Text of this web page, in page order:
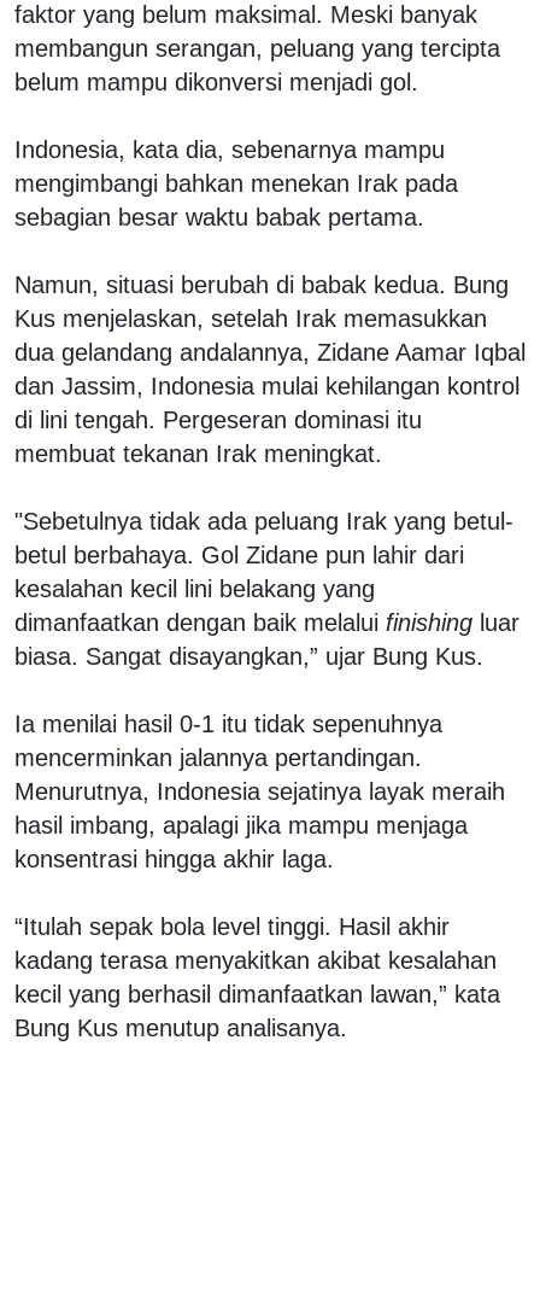
faktor yang belum maksimal. Meski banyak
membangun serangan, peluang yang tercipta
belum mampu dikonversi menjadi gol.
Indonesia, kata dia, sebenarnya mampu
mengimbangi bahkan menekan Irak pada
sebagian besar waktu babak pertama.
Namun, situasi berubah di babak kedua. Bung
Kus menjelaskan, setelah Irak memasukkan
dua gelandang andalannya, Zidane Aamar Iqbal
dan Jassim, Indonesia mulai kehilangan kontrol
di lini tengah. Pergeseran dominasi itu
membuat tekanan Irak meningkat.
"Sebetulnya tidak ada peluang Irak yang betul-
betul berbahaya. Gol Zidane pun lahir dari
kesalahan kecil lini belakang yang
dimanfaatkan dengan baik melalui finishing luar
biasa. Sangat disayangkan,” ujar Bung Kus.
Ia menilai hasil 0-1 itu tidak sepenuhnya
mencerminkan jalannya pertandingan.
Menurutnya, Indonesia sejatinya layak meraih
hasil imbang, apalagi jika mampu menjaga
konsentrasi hingga akhir laga.
“Itulah sepak bola level tinggi. Hasil akhir
kadang terasa menyakitkan akibat kesalahan
kecil yang berhasil dimanfaatkan lawan,” kata
Bung Kus menutup analisanya.